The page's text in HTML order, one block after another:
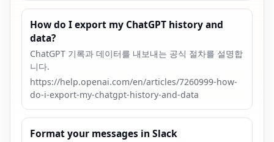
How do I export my ChatGPT history and
data?
ChatGPT 기록과 데이터를 내보내는 공식 절차를 설명합
니다.
https://help.openai.com/en/articles/7260999-how-
do-i-export-my-chatgpt-history-and-data
Format your messages in Slack